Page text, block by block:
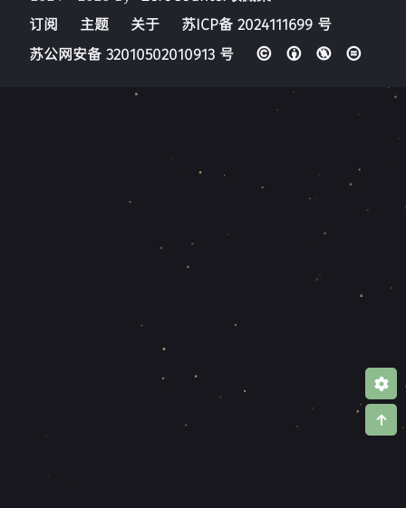
订阅
主题 关于
苏ICP备 2024111699 号
苏公网安备 32010502010913 号